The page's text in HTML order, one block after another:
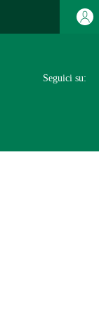
Seguici su: